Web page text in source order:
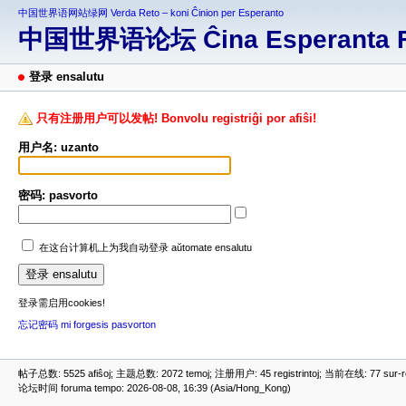
中国世界语网站绿网 Verda Reto – koni Ĉinion per Esperanto
中国世界语论坛 Ĉina Esperanta
登录 ensalutu
只有注册用户可以发帖! Bonvolu registriĝi por afiŝi!
用户名: uzanto
密码: pasvorto
在这台计算机上为我自动登录 aŭtomate ensalutu
登录需启用cookies!
忘记密码 mi forgesis pasvorton
帖子总数: 5525 afiŝoj; 主题总数: 2072 temoj; 注册用户: 45 registrintoj; 当前在线: 77
论坛时间 foruma tempo: 2026-08-08, 16:39 (Asia/Hong_Kong)